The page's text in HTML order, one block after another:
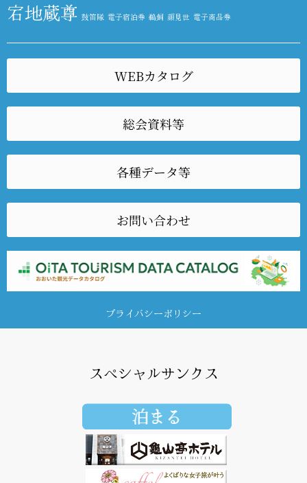
宕地蔵尊 鼓笛隊 電子宿泊券 鵜飼 顔見世 電子商品券
WEBカタログ
総会資料等
各種データ等
お問い合わせ
プライバシーポリシー
スペシャルサンクス